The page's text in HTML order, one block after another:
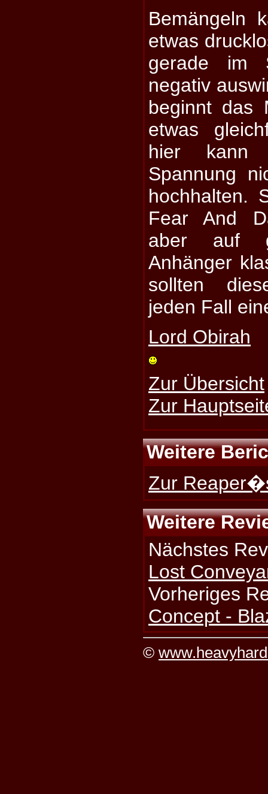
Bemängeln
etwas
gerade im
negativ
beginnt das
etwas
hier kann
Spannung
hochhalten.
Fear And
aber auf
Anhänger
sollten
jeden Fall
Lord Obirah
Zur Übersicht
Zur
Weitere
Zur
Weitere
Nächstes
Lost
Vorheriges
Concept -
©